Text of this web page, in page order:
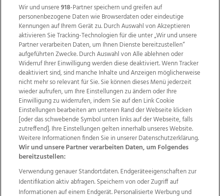
Wir über uns Mediadaten Kontakt
Jobs
Datenschutz
Impressum
AGB Anzeigekunden
AGB Website
Ehrenkodex Politische Werbung
Weitere Angebote des Medienhauses Wimmer
TV1 di-mog-i.at OÖNow Ischler Woche
Wir und unsere918-Partner speichern und greifen auf
personenbezogene Daten wie Browserdaten oder eindeutige
Kennungen auf Ihrem Gerät zu. Durch Auswahl von Akzeptieren
aktivieren Sie Tracking-Technologien für die unter „Wir und unsere
Partner verarbeiten Daten, um Ihnen Dienste bereitzustellen“
aufgeführten Zwecke. Durch Auswahl von Alle ablehnen oder
Widerruf Ihrer Einwilligung werden diese deaktiviert. Wenn Tracker
deaktiviert sind, sind manche Inhalte und Anzeigen möglicherweise
nicht mehr so relevant für Sie. Sie können dieses Menü jederzeit
wieder aufrufen, um Ihre Einstellungen zu ändern oder Ihre
Einwilligung zu widerrufen, indem Sie auf den Link Cookie
Einstellungen bearbeiten am unteren Rand der Webseite klicken
[oder das schwebende Symbol unten links auf der Webseite, falls
zutreffend]. Ihre Einstellungen gelten innerhalb unseres Website.
Weitere Informationen finden Sie in unserer Datenschutzerklärung.
Wir und unsere Partner verarbeiten Daten, um Folgendes
bereitzustellen:
Verwendung genauer Standortdaten. Endgeräteeigenschaften zur
Identifikation aktiv abfragen. Speichern von oder Zugriff auf
Informationen auf einem Endgerät. Personalisierte Werbung und